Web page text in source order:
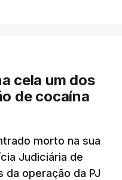
cerca de 50 por
de reapreciação,
da Missão Escola
processo esteja
nos últimos dias,
estão a ser
cela um dos
de cocaína
morto na sua
Judiciária de
operação da PJ